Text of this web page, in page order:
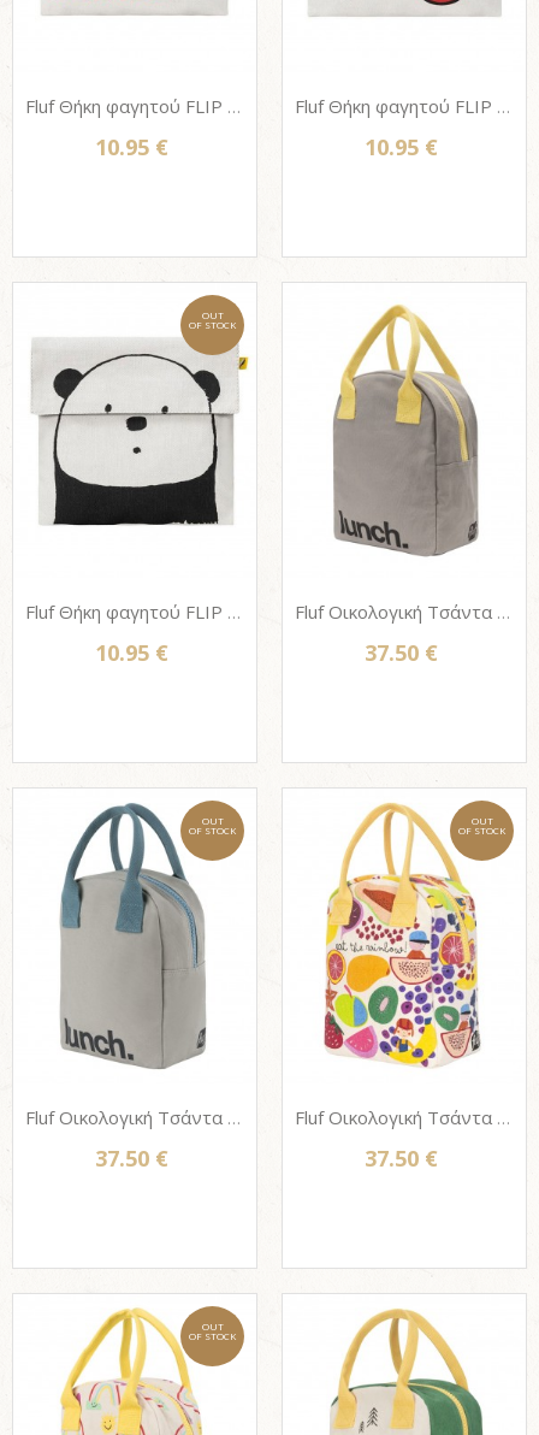
Fluf Θήκη φαγητού FLIP SNACK SACK από βιολογικό βαμβάκι - 'SNACK' ORANGE
10.95 €
Fluf Θήκη φαγητού FLIP SNACK SACK από βιολογικό βαμβάκι - CHERRIES RED
10.95 €
OUT
OF STOCK
Fluf Θήκη φαγητού FLIP SNACK SACK από βιολογικό βαμβάκι - PANDA BLACK
10.95 €
Fluf Οικολογική Τσάντα φαγητού με φερμουάρ - 'LUNCH' GREY / YELLOW
37.50 €
OUT
OF STOCK
Fluf Οικολογική Τσάντα φαγητού με φερμουάρ - 'LUNCH' GREY / MIDNIGHT
37.50 €
OUT
OF STOCK
Fluf Οικολογική Τσάντα φαγητού με φερμουάρ - EAT THE RAINBOW
37.50 €
OUT
OF STOCK